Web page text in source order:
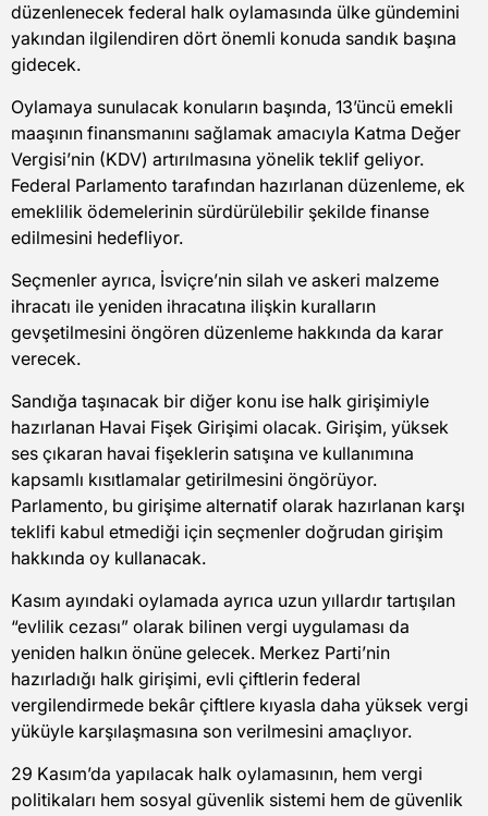
düzenlenecek federal halk oylamasında ülke gündemini
yakından ilgilendiren dört önemli konuda sandık başına
gidecek.
Oylamaya sunulacak konuların başında, 13’üncü emekli
maaşının finansmanını sağlamak amacıyla Katma Değer
Vergisi’nin (KDV) artırılmasına yönelik teklif geliyor.
Federal Parlamento tarafından hazırlanan düzenleme, ek
emeklilik ödemelerinin sürdürülebilir şekilde finanse
edilmesini hedefliyor.
Seçmenler ayrıca, İsviçre’nin silah ve askeri malzeme
ihracatı ile yeniden ihracatına ilişkin kuralların
gevşetilmesini öngören düzenleme hakkında da karar
verecek.
Sandığa taşınacak bir diğer konu ise halk girişimiyle
hazırlanan Havai Fişek Girişimi olacak. Girişim, yüksek
ses çıkaran havai fişeklerin satışına ve kullanımına
kapsamlı kısıtlamalar getirilmesini öngörüyor.
Parlamento, bu girişime alternatif olarak hazırlanan karşı
teklifi kabul etmediği için seçmenler doğrudan girişim
hakkında oy kullanacak.
Kasım ayındaki oylamada ayrıca uzun yıllardır tartışılan
“evlilik cezası” olarak bilinen vergi uygulaması da
yeniden halkın önüne gelecek. Merkez Parti’nin
hazırladığı halk girişimi, evli çiftlerin federal
vergilendirmede bekâr çiftlere kıyasla daha yüksek vergi
yüküyle karşılaşmasına son verilmesini amaçlıyor.
29 Kasım’da yapılacak halk oylamasının, hem vergi
politikaları hem sosyal güvenlik sistemi hem de güvenlik